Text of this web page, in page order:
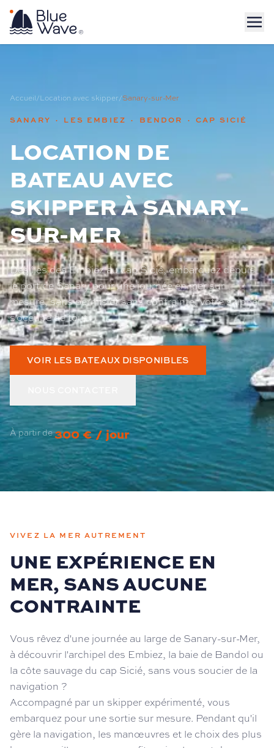
Accueil/Location avec skipper/Sanary-sur-Mer
SANARY · LES EMBIEZ · BENDOR · CAP SICIÉ
LOCATION DE
BATEAU AVEC
SKIPPER À SANARY-
SUR-MER
Des îles des Embiez au cap Sicié, embarquez depuis
le port de Sanary pour une journée en mer sur
mesure, sans permis et sans contrainte, votre skipper
s'occupe de tout.
VOIR LES BATEAUX DISPONIBLES
À partir de300 € / jour
VIVEZ LA MER AUTREMENT
UNE EXPÉRIENCE EN
MER, SANS AUCUNE
CONTRAINTE
Vous rêvez d'une journée au large de Sanary-sur-Mer,
à découvrir l'archipel des Embiez, la baie de Bandol ou
la côte sauvage du cap Sicié, sans vous soucier de la
navigation ?
Accompagné par un skipper expérimenté, vous
embarquez pour une sortie sur mesure. Pendant qu'il
gère la navigation, les manœuvres et le choix des plus